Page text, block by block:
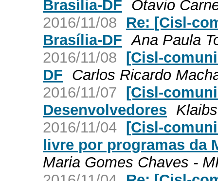
Brasília-DF Otavio
2016/11/08
Re: [Cisl-
Brasília-DF Ana Paula
2016/11/08 [Cisl-
DF Carlos Ricardo
2016/11/07 [Cisl-
Desenvolvedores
2016/11/04 [Cisl-
livre por programas da
Maria Gomes Chaves -